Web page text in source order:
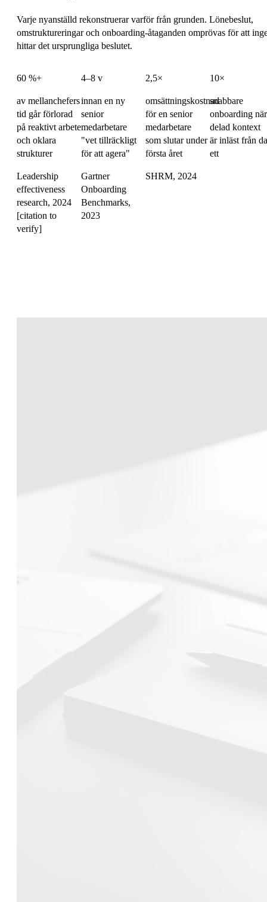
Varje nyanställd rekonstruerar varför från grunden. Lönebeslut,
omstruktureringar och onboarding-åtaganden omprövas för att
hittar det ursprungliga beslutet.
60 %+
av mellanchefers
tid går förlorad
på reaktivt arbete
och oklara
strukturer
Leadership
effectiveness
research, 2024
[citation to
verify]
4–8 v
innan en ny
senior
medarbetare
"vet tillräckligt
för att agera"
Gartner
Onboarding
Benchmarks,
2023
2,5×
omsättningskostnad
för en senior
medarbetare
som slutar under
första året
SHRM, 2024
10×
snabbare
onboarding när
delad kontext
är inläst från
ett